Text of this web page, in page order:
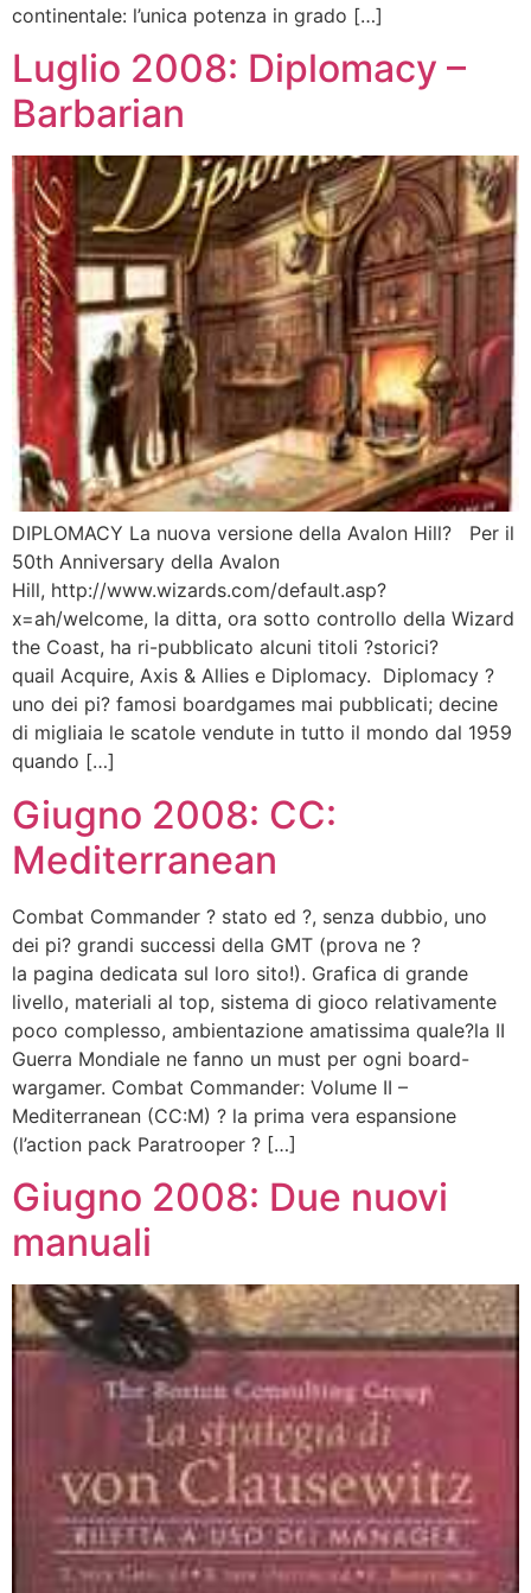
continentale: l’unica potenza in grado […]
Luglio 2008: Diplomacy –
Barbarian
DIPLOMACY La nuova versione della Avalon Hill? Per il
50th Anniversary della Avalon
Hill, http://www.wizards.com/default.asp?
x=ah/welcome, la ditta, ora sotto controllo della Wizard
the Coast, ha ri-pubblicato alcuni titoli ?storici?
quail Acquire, Axis & Allies e Diplomacy. Diplomacy ?
uno dei pi? famosi boardgames mai pubblicati; decine
di migliaia le scatole vendute in tutto il mondo dal 1959
quando […]
Giugno 2008: CC:
Mediterranean
Combat Commander ? stato ed ?, senza dubbio, uno
dei pi? grandi successi della GMT (prova ne ?
la pagina dedicata sul loro sito!). Grafica di grande
livello, materiali al top, sistema di gioco relativamente
poco complesso, ambientazione amatissima quale?la II
Guerra Mondiale ne fanno un must per ogni board-
wargamer. Combat Commander: Volume II –
Mediterranean (CC:M) ? la prima vera espansione
(l’action pack Paratrooper ? […]
Giugno 2008: Due nuovi
manuali